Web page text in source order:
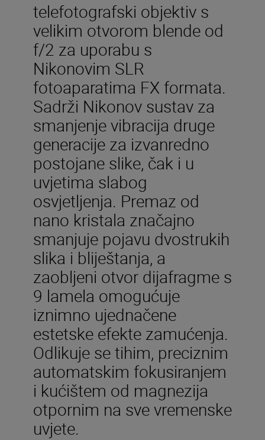
telefotografski objektiv s
velikim otvorom blende od
f/2 za uporabu s
Nikonovim SLR
fotoaparatima FX formata.
Sadrži Nikonov sustav za
smanjenje vibracija druge
generacije za izvanredno
postojane slike, čak i u
uvjetima slabog
osvjetljenja. Premaz od
nano kristala značajno
smanjuje pojavu dvostrukih
slika i bliještanja, a
zaobljeni otvor dijafragme s
9 lamela omogućuje
iznimno ujednačene
estetske efekte zamućenja.
Odlikuje se tihim, preciznim
automatskim fokusiranjem
i kućištem od magnezija
otpornim na sve vremenske
uvjete.